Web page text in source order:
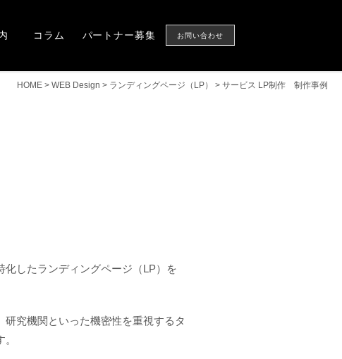
コラム
パートナー募集
お問い合わせ
HOME > WEB Design > ランディングページ（LP） > サービス LP制作 制作事例
したランディングページ（LP）を
研究機関といった機密性を重視するタ